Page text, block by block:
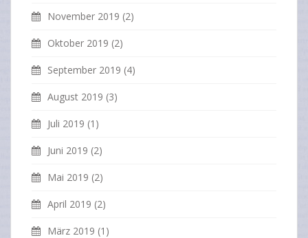
November 2019 (2)
Oktober 2019 (2)
September 2019 (4)
August 2019 (3)
Juli 2019 (1)
Juni 2019 (2)
Mai 2019 (2)
April 2019 (2)
März 2019 (1)